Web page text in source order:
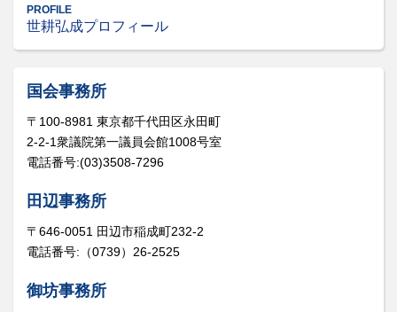
PROFILE
世耕弘成プロフィール
国会事務所
〒100-8981 東京都千代田区永田町
2-2-1衆議院第一議員会館1008号室
電話番号:(03)3508-7296
田辺事務所
〒646-0051 田辺市稲成町232-2
電話番号:（0739）26-2525
御坊事務所